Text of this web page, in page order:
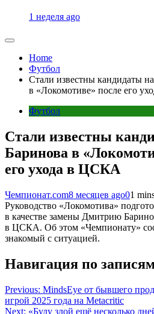
1 неделя ago
Home
Футбол
Стали известны кандидаты
в «Локомотиве» после его
Футбол
Стали известны
Баринова в
его ухода в ЦСКА
Чемпионат.com8 месяцев ago01
Руководство «Локомотива»
в качестве замены Дмитрию
в ЦСКА. Об этом «Чемпионату»
знакомый с ситуацией.
Навигация по
Previous: MindsEye от бывшего
игрой 2025 года на Metacritic
Next: «Буду злой ещё несколько